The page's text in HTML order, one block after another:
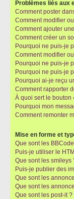
Problèmes liés aux
Comment poster
Comment modifier
Comment ajouter
Comment créer un
Pourquoi ne puis-je
Comment modifier
Pourquoi ne puis-je
Pourquoi ne puis-je
Pourquoi ai-je reçu
Comment rapporter
À quoi sert le bouton
Pourquoi mon
Comment remonter
Mise en forme et
Que sont les
Puis-je utiliser le
Que sont les smileys
Puis-je publier des
Que sont les
Que sont les
Que sont les post-it ?